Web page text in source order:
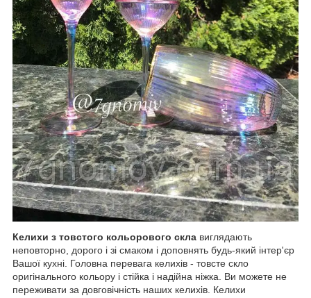
Келихи з товстого кольорового скла виглядають
неповторно, дорого і зі смаком і доповнять будь-який інтер'єр
Вашої кухні. Головна перевага келихів - товсте скло
оригінального кольору і стійка і надійна ніжка. Ви можете не
переживати за довговічність наших келихів. Келихи